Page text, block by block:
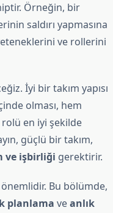
Örneğin, bir
saldırı yapmasına
ve rollerini
İyi bir takım yapısı
olması, hem
rolü en iyi şekilde
güçlü bir takım,
ve işbirliği gerektirir.
Bu bölümde,
planlama veanlık